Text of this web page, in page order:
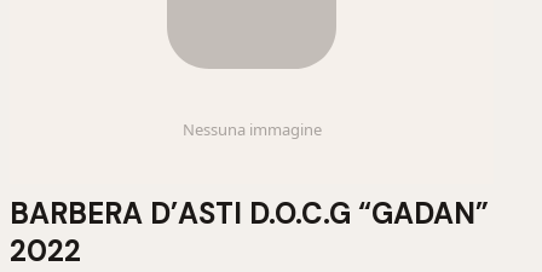
BARBERA D’ASTI D.O.C.G “GADAN”
2022